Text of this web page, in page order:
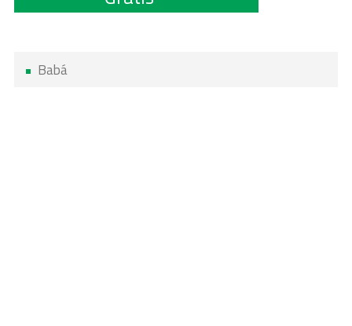
Babá